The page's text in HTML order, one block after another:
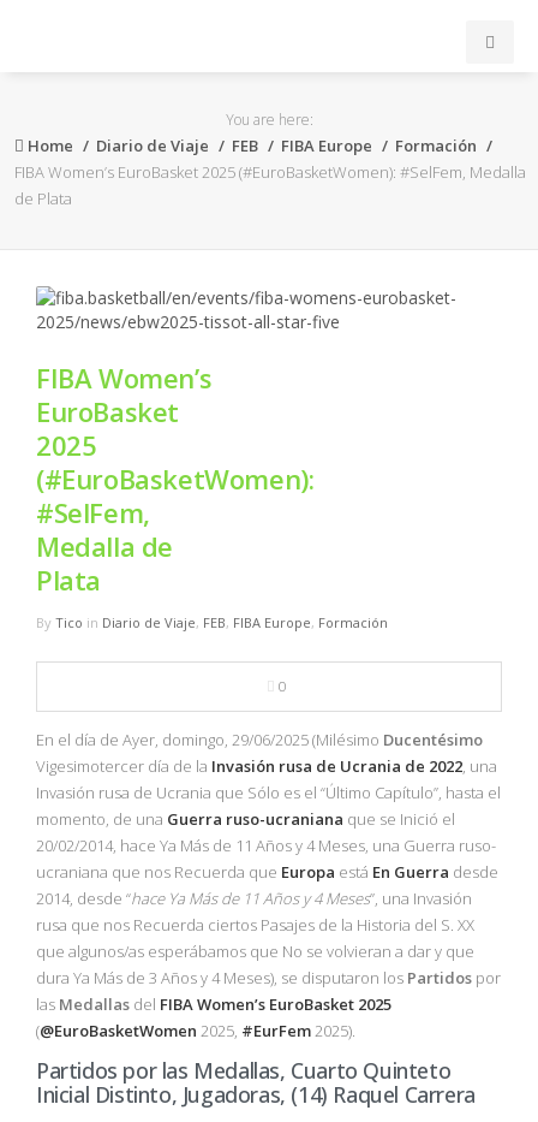
ACB
FEB
OTROS
FORMACIÓN
NBA
You are here:
Home Diario de Viaje FEB FIBA Europe
Formación
FIBA Women’s EuroBasket 2025 (#EuroBasketWomen): #SelFem, Medalla
de Plata
FIBA Women’s
EuroBasket
2025
(#EuroBasketWomen):
#SelFem,
Medalla de
Plata
By Tico in Diario de Viaje, FEB, FIBA Europe, Formación
0
En el día de Ayer, domingo, 29/06/2025 (Milésimo Ducentésimo
Vigesimotercer día de la Invasión rusa de Ucrania de 2022, una
Invasión rusa de Ucrania que Sólo es el “Último Capítulo”, hasta el
momento, de una Guerra ruso-ucraniana que se Inició el
20/02/2014, hace Ya Más de 11 Años y 4 Meses, una Guerra ruso-
ucraniana que nos Recuerda que Europa está En Guerra desde
2014, desde “hace Ya Más de 11 Años y 4 Meses”, una Invasión
rusa que nos Recuerda ciertos Pasajes de la Historia del S. XX
que algunos/as esperábamos que No se volvieran a dar y que
dura Ya Más de 3 Años y 4 Meses), se disputaron los Partidos por
las Medallas del FIBAWomen’s EuroBasket 2025
(@EuroBasketWomen 2025, #EurFem2025).
Partidos por las Medallas, Cuarto Quinteto
Inicial Distinto, Jugadoras, (14) Raquel Carrera